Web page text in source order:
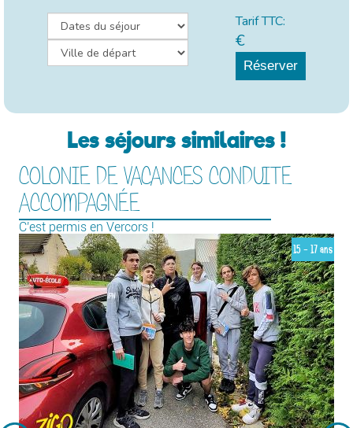
Tarif TTC:
€
Réserver
Les séjours similaires !
COLONIE DE VACANCES CONDUITE
ACCOMPAGNÉE
C'est permis en Vercors !
15 - 17 ans